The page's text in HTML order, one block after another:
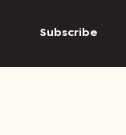
Subscribe